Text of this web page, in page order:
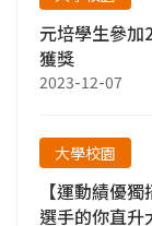
元培學生參加
獲獎
2023-12-07
大學校園
【運動績優
選手的你直升